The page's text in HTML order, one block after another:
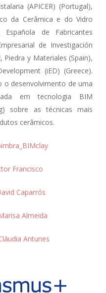
(APICER) (Portugal),
da Cerâmica e do Vidro
Española de Fabricantes
de Investigación
y Materiales (Spain),
(iED) (Greece).
desenvolvimento de uma
em tecnologia BIM
sobre as técnicas mais
cerâmicos.
Francisco
Caparrós
Almeida
Antunes